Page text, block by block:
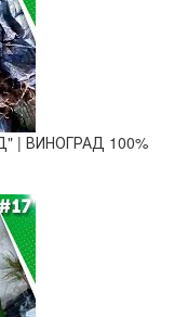
| ВИНОГРАД 100%